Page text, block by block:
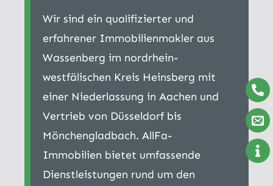
Wir sind ein qualifizierter und
erfahrener Immobilienmakler aus
Wassenberg im nordrhein-
westfälischen Kreis Heinsberg mit
einer Niederlassung in Aachen und
Vertrieb von Düsseldorf bis
Mönchengladbach. AllFa-
Immobilien bietet umfassende
Dienstleistungen rund um den